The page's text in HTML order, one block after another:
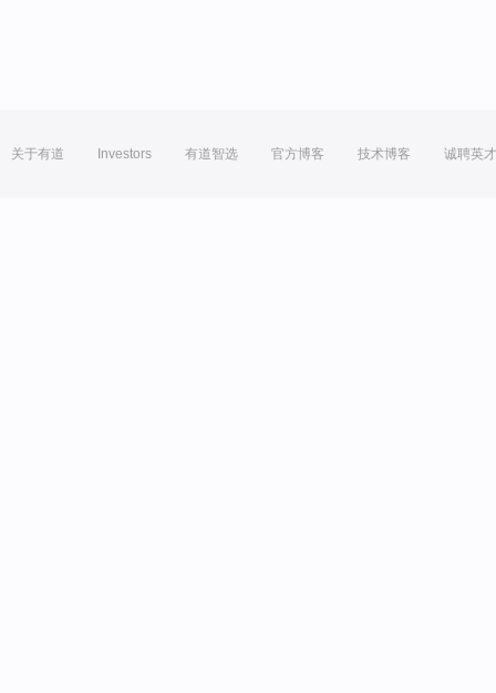
关于有道 Investors 有道智选 官方博客 技术博客 诚聘英才